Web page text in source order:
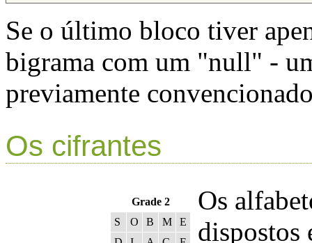
Se o último bloco tiver
bigrama com um "null" -
previamente
Os cifrantes
Grade 2
S
O B M
E
Os
dispostos